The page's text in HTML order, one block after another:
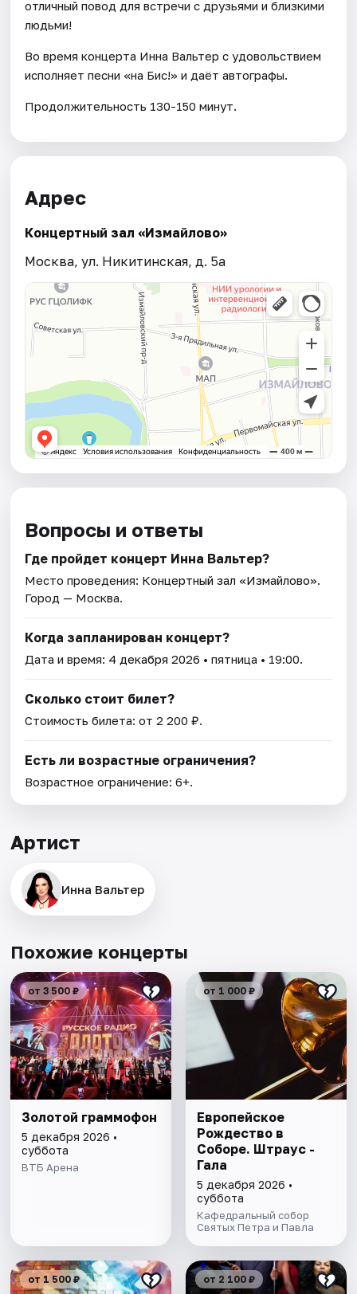
отличный повод для встречи с друзьями и близкими
людьми!
Во время концерта Инна Вальтер с удовольствием
исполняет песни «на Бис!» и даёт автографы.
Продолжительность 130-150 минут.
Адрес
Концертный зал «Измайлово»
Москва, ул. Никитинская, д. 5а
Вопросы и ответы
Где пройдет концерт Инна Вальтер?
Место проведения: Концертный зал «Измайлово».
Город — Москва.
Когда запланирован концерт?
Дата и время: 4 декабря 2026 • пятница • 19:00.
Сколько стоит билет?
Стоимость билета: от 2 200 ₽.
Есть ли возрастные ограничения?
Возрастное ограничение: 6+.
Артист
Инна Вальтер
Похожие концерты
от 3 500 ₽
Золотой граммофон
5 декабря 2026 •
суббота
ВТБ Арена
от 1 000 ₽
Европейское
Рождество в
Соборе. Штраус -
Гала
5 декабря 2026 •
суббота
Кафедральный собор
Святых Петра и Павла
от 1 500 ₽ от 2 100 ₽